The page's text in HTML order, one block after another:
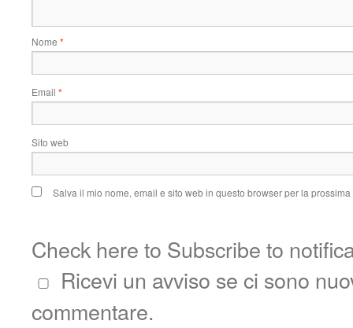
Nome *
Email *
Sito web
Salva il mio nome, email e sito web in questo browser per la
Check here to Subscribe to
Ricevi un avviso se ci sono
commentare.